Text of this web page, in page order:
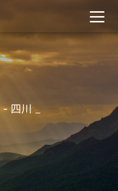
- 四川_